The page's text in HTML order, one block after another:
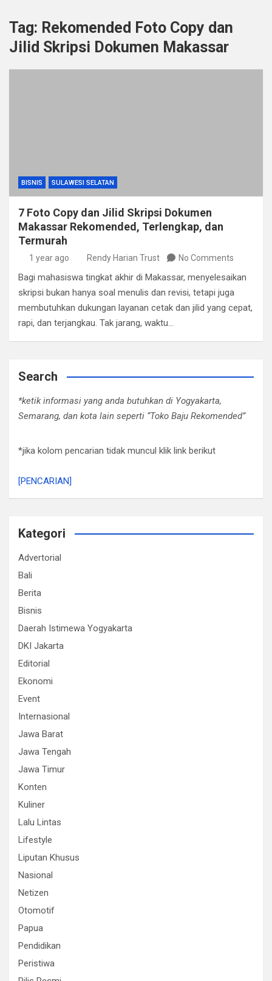
Tag: Rekomended Foto Copy dan
Jilid Skripsi Dokumen Makassar
BISNIS SULAWESI SELATAN
7 Foto Copy dan Jilid Skripsi Dokumen
Makassar Rekomended, Terlengkap, dan
Termurah
1 year ago Rendy Harian Trust No Comments
Bagi mahasiswa tingkat akhir di Makassar, menyelesaikan
skripsi bukan hanya soal menulis dan revisi, tetapi juga
membutuhkan dukungan layanan cetak dan jilid yang cepat,
rapi, dan terjangkau. Tak jarang, waktu…
Search
*ketik informasi yang anda butuhkan di Yogyakarta,
Semarang, dan kota lain seperti “Toko Baju Rekomended”
*jika kolom pencarian tidak muncul klik link berikut
[PENCARIAN]
Kategori
Advertorial
Bali
Berita
Bisnis
Daerah Istimewa Yogyakarta
DKI Jakarta
Editorial
Ekonomi
Event
Internasional
Jawa Barat
Jawa Tengah
Jawa Timur
Konten
Kuliner
Lalu Lintas
Lifestyle
Liputan Khusus
Nasional
Netizen
Otomotif
Papua
Pendidikan
Peristiwa